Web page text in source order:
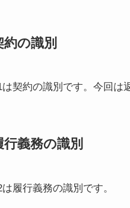
の識別
契約の識別です。今回
義務の識別
履行義務の識別です。